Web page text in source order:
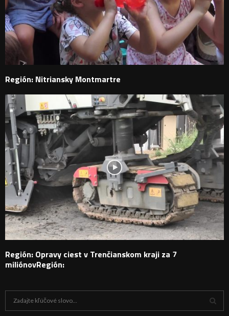
Región: Nitriansky Montmartre
Región: Opravy ciest v Trenčianskom kraji za 7
miliónovRegión: